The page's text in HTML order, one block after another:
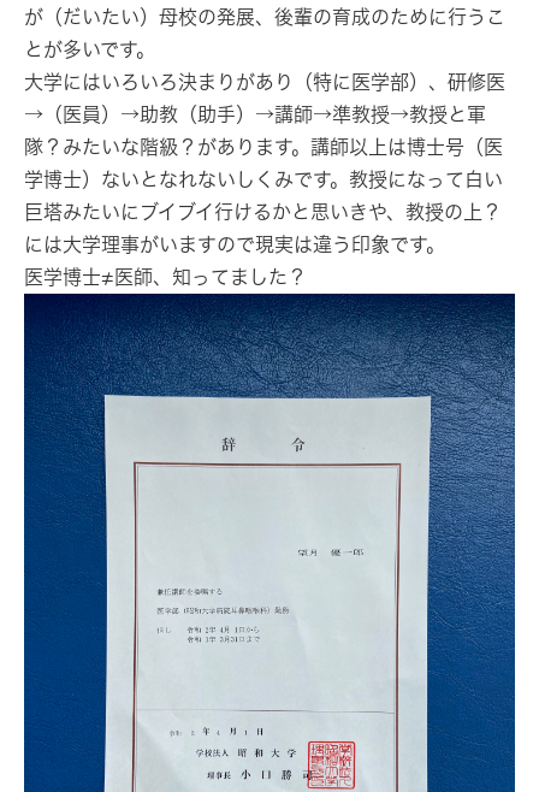
が（だいたい）母校の発展、後輩の育成のために行うこ
とが多いです。
大学にはいろいろ決まりがあり（特に医学部）、研修医
→（医員）→助教（助手）→講師→準教授→教授と軍
隊？みたいな階級？があります。講師以上は博士号（医
学博士）ないとなれないしくみです。教授になって白い
巨塔みたいにブイブイ行けるかと思いきや、教授の上？
には大学理事がいますので現実は違う印象です。
医学博士≠医師、知ってました？